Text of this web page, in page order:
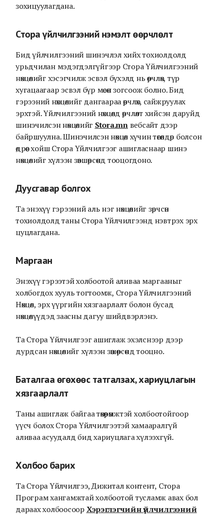
зохицуулагдана.
Стора үйлчилгээний нэмэлт өөрчлөлт
Бид үйлчилгээний шинэчлэл хийх тохиолдолд
урьдчилан мэдэгдэлгүйгээр Стора Үйлчилгээний
нөхцөлийг хэсэгчилж эсвэл бүхэлд нь өөрчлөх, түр
хугацаагаар эсвэл бүр мөсөн зогсоож болно. Бид
гэрээний нөхцөлийг дангаараа өөрчлөх, сайжруулах
эрхтэй. Үйлчилгээний нөхцөлд өөрчлөлт хийсэн даруйд
шинэчилсэн нөхцөлийг Stora.mnвебсайт дээр
байршуулна. Шинэчилсэн нөхцөл хүчин төгөлдөр болсон
өдрөөс хойш Стора Үйлчилгээг ашигласнаар шинэ
нөхцөлийг хүлээн зөвшөөрсөнд тооцогдоно.
Дуусгавар болгох
Та энэхүү гэрээний аль нэг нөхцөлийг зөрчсөн
тохиолдолд таны Стора Үйлчилгээнд нэвтрэх эрх
цуцлагдана.
Mаргаан
Энэхүү гэрээтэй холбоотой аливаа маргааныг
холбогдох хууль тогтоомж, Стора Үйлчилгээний
Нөхцөл, эрх үүргийн хязгаарлалт болон бусад
нөхцөлүүдэд заасны дагуу шийдвэрлэнэ.
Та Стора Үйлчилгээг ашиглаж эхэлснээр дээр
дурдсан нөхцөлийг хүлээн зөшөөрсөнд тооцно.
Баталгаа өгөхөөс татгалзах, хариуцлагын
хязгаарлалт
Таны ашиглаж байгаа төхөөрөмжтэй холбоотойгоор
үүсч болох Стора Үйлчилгээтэй хамааралгүй
аливаа асуудалд бид хариуцлага хүлээхгүй.
Холбоо барих
Та Стора Үйлчилгээ, Дижитал контент, Стора
Програм хангамжтай холбоотой тусламж авах бол
дараах холбоосоор Хэрэглэгчийн үйлчилгээний